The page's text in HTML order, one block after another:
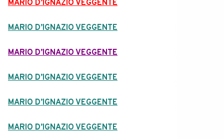
MARIO D’IGNAZIO VEGGENTE
MARIO D’IGNAZIO VEGGENTE
MARIO D’IGNAZIO VEGGENTE
MARIO D’IGNAZIO VEGGENTE
MARIO D’IGNAZIO VEGGENTE
MARIO D’IGNAZIO VEGGENTE